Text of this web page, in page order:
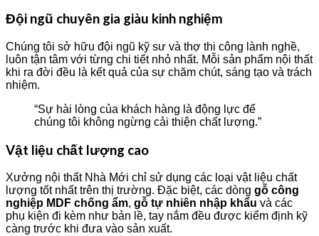
Đội ngũ chuyên gia giàu kinh nghiệm
Chúng tôi sở hữu đội ngũ kỹ sư và thợ thi công lành nghề,
luôn tận tâm với từng chi tiết nhỏ nhất. Mỗi sản phẩm nội thất
khi ra đời đều là kết quả của sự chăm chút, sáng tạo và trách
nhiệm.
“Sự hài lòng của khách hàng là động lực để
chúng tôi không ngừng cải thiện chất lượng.”
Vật liệu chất lượng cao
Xưởng nội thất Nhà Mới chỉ sử dụng các loại vật liệu chất
lượng tốt nhất trên thị trường. Đặc biệt, các dòng gỗ công
nghiệp MDF chống ẩm, gỗ tự nhiên nhập khẩu và các
phụ kiện đi kèm như bản lề, tay nắm đều được kiểm định kỹ
càng trước khi đưa vào sản xuất.